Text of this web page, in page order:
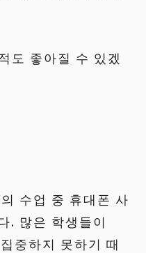
도 좋아질 수 있겠
수업 중 휴대폰 사
. 많은 학생들이
중하지 못하기 때